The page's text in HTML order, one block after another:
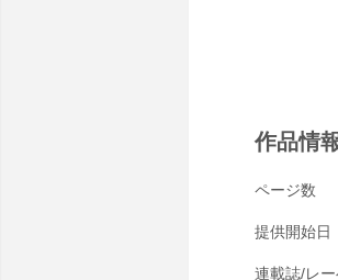
作品情
ページ数
提供開始日
連載誌/レ